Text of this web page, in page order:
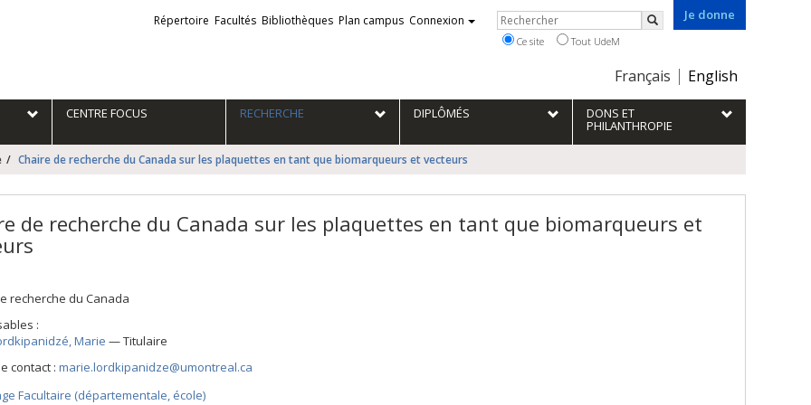
Je donne
Choix
la
langue
Français English
Liens
externes
Répertoire Facultés Bibliothèques Plan campus Connexion Rechercher
Rechercher
Ce site Tout UdeM
CENTRE FOCUS RECHERCHE DIPLÔMÉS DONS ET
PHILANTHROPIE
Chaire de recherche du Canada sur les plaquettes en tant que biomarqueurs et vecteurs
de recherche du Canada sur les plaquettes en tant que biomarqueurs et
recherche du Canada
:
, Marie — Titulaire
contact : marie.lordkipanidze@umontreal.ca
Facultaire (départementale, école)